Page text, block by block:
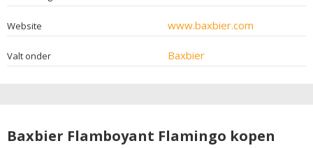
Website www.baxbier.com
Valt onder Baxbier
Baxbier Flamboyant Flamingo kopen